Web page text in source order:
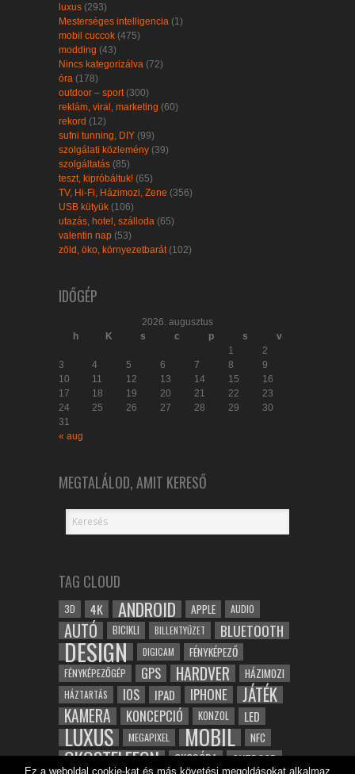
luxus (293)
Mesterséges intelligencia (1)
mobil cuccok (475)
modding (43)
Nincs kategorizálva (72)
óra (178)
outdoor – sport (300)
reklám, viral, marketing (60)
rekord (12)
sufni tunning, DIY (99)
szolgálati közlemény (39)
szolgáltatás (85)
teszt, kipróbáltuk! (65)
TV, Hi-Fi, Házimozi, Zene (356)
USB kütyük (106)
utazás, hotel, szálloda (65)
valentin nap (53)
zöld, öko, környezetbarát (102)
IDŐGÉP
2026. augusztus
h
K s c p s
v
1
2
3
4 5 6 7 8
9
10
11 12 13 14 15
16
17
18 19 20 21 22
23
24
25 26 27 28 29
30
31
« aug
MEGTALÁLOD, AMIT KERESŐ
TAG CLOUD
3D 4K ANDROID APPLE AUDIO
AUTÓ BICIKLI BILLENTYŰZET BLUETOOTH
DESIGN DIGICAM FÉNYKÉPEZŐ
FÉNYKÉPEZŐGÉP GPS HARDVER HÁZIMOZI
HÁZTARTÁS IOS IPAD IPHONE JÁTÉK
KAMERA KONCEPCIÓ KONZOL LED
LUXUS MEGAPIXEL MOBIL NFC
OKOSTELEFON OKOSÓRA OUTDOOR
Ez a weboldal cookie-kat és más követési megoldásokat alkalmaz